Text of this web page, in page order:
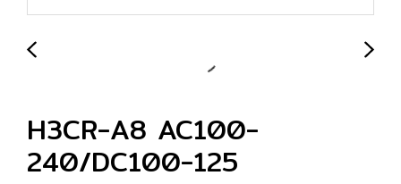
H3CR-A8 AC100-
240/DC100-125